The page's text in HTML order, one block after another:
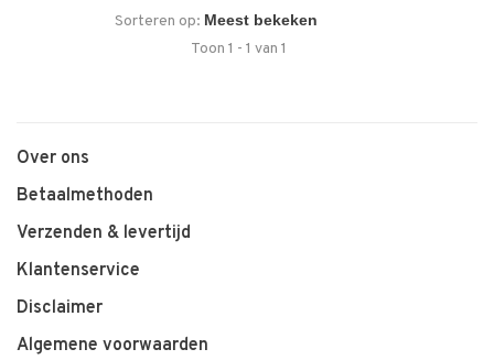
Sorteren op:
Toon 1 - 1 van 1
Over ons
Betaalmethoden
Verzenden & levertijd
Klantenservice
Disclaimer
Algemene voorwaarden